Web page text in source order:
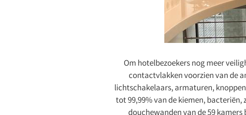
Om hotelbezoekers nog meer
contactvlakken voorzien van de
lichtschakelaars, armaturen,
tot 99,99% van de kiemen,